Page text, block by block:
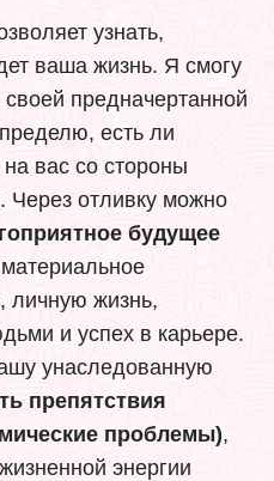
узнать,
ваша жизнь. Я смогу
предначертанной
есть ли
вас со стороны
Через отливку можно
будущее
личную жизнь,
и успех в карьере.
унаследованную
препятствия
проблемы),
энергии